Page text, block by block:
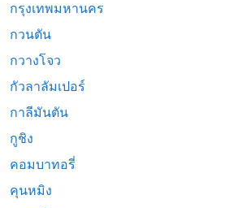
กรุงเทพมหานคร
กวนตัน
กวางโจว
กัวลาลัมเปอร์
กาลีมันตัน
กูชิง
คอมบาทอรี่
คุนหมิง